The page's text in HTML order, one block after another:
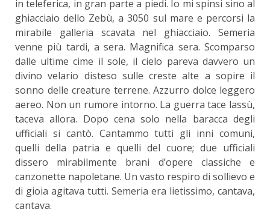
in teleferica, in gran parte a piedi. Io mi spinsi sino al
ghiacciaio dello Zebù, a 3050 sul mare e percorsi la
mirabile galleria scavata nel ghiacciaio. Semeria
venne più tardi, a sera. Magnifica sera. Scomparso
dalle ultime cime il sole, il cielo pareva davvero un
divino velario disteso sulle creste alte a sopire il
sonno delle creature terrene. Azzurro dolce leggero
aereo. Non un rumore intorno. La guerra tace lassù,
taceva allora. Dopo cena solo nella baracca degli
ufficiali si cantò. Cantammo tutti gli inni comuni,
quelli della patria e quelli del cuore; due ufficiali
dissero mirabilmente brani d’opere classiche e
canzonette napoletane. Un vasto respiro di sollievo e
di gioia agitava tutti. Semeria era lietissimo, cantava,
cantava.